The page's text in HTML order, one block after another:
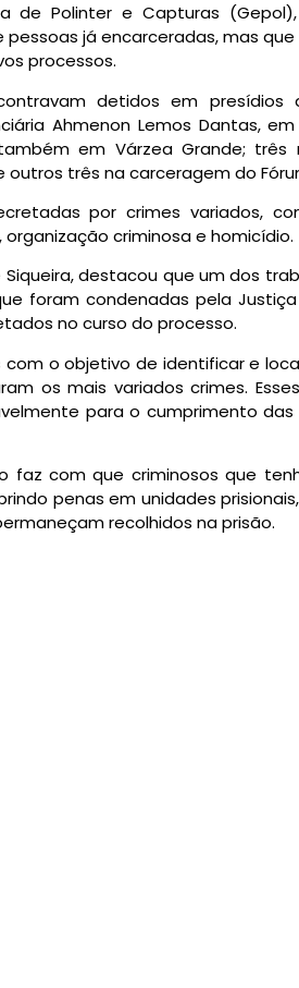
de Polinter e Capturas
já encarceradas, mas
processos.
detidos em presídios
Ahmenon Lemos Dantas, em
em Várzea Grande; três
outros três na carceragem do
por crimes variados,
criminosa e homicídio.
destacou que um dos
foram condenadas pela
no curso do processo.
o objetivo de identificar e
os mais variados crimes.
para o cumprimento das
faz com que criminosos que
penas em unidades
recolhidos na prisão.